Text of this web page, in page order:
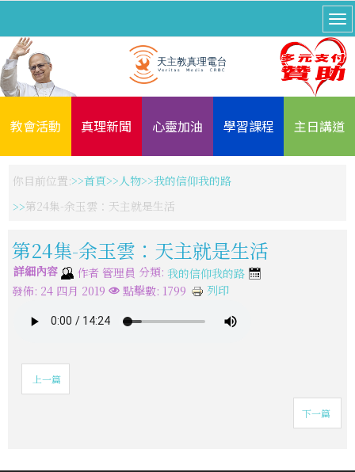
教會活動 真理新聞 心靈加油 學習課程 主日講道
你目前位置: 首頁 人物
我的信仰我的路
第24集-余玉雲：天主就是生活
第24集-余玉雲：天主就是生活
詳細內容 作者 管理員 分類: 我的信仰我的路
發佈: 24 四月 2019
點擊數: 1799 列印
上一篇
下一篇